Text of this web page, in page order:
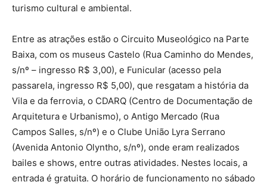
turismo cultural e ambiental.
Entre as atrações estão o Circuito Museológico na Parte
Baixa, com os museus Castelo (Rua Caminho do Mendes,
s/nº – ingresso R$ 3,00), e Funicular (acesso pela
passarela, ingresso R$ 5,00), que resgatam a história da
Vila e da ferrovia, o CDARQ (Centro de Documentação de
Arquitetura e Urbanismo), o Antigo Mercado (Rua
Campos Salles, s/nº) e o Clube União Lyra Serrano
(Avenida Antonio Olyntho, s/nº), onde eram realizados
bailes e shows, entre outras atividades. Nestes locais, a
entrada é gratuita. O horário de funcionamento no sábado